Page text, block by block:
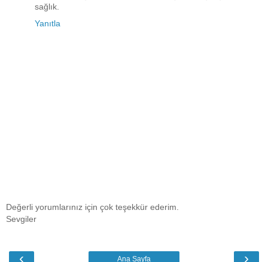
sağlık.
Yanıtla
Değerli yorumlarınız için çok teşekkür ederim.
Sevgiler
‹ ›
Ana Sayfa